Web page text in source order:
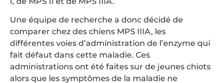
Une équipe de recherche a donc décidé de
comparer chez des chiens MPS IIIA, les
différentes voies d’administration de l’enzyme qui
fait défaut dans cette maladie. Ces
administrations ont été faites sur de jeunes chiots
alors que les symptômes de la maladie ne